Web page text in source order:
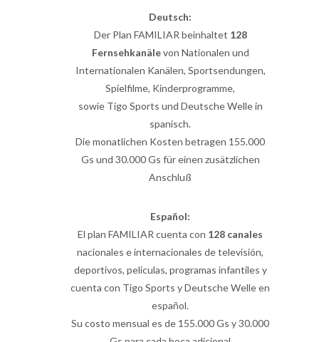
Deutsch:
Der Plan FAMILIAR beinhaltet 128
Fernsehkanälevon Nationalen und
Internationalen Kanälen, Sportsendungen,
Spielfilme, Kinderprogramme,
sowie Tigo Sports und Deutsche Welle in
spanisch.
Die monatlichen Kosten betragen 155.000
Gs und 30.000 Gs für einen zusätzlichen
Anschluß
Español:
El plan FAMILIAR cuenta con 128 canales
nacionales e internacionales de televisión,
deportivos, peliculas, programas infantiles y
cuenta con Tigo Sports y Deutsche Welle en
español.
Su costo mensual es de 155.000 Gs y 30.000